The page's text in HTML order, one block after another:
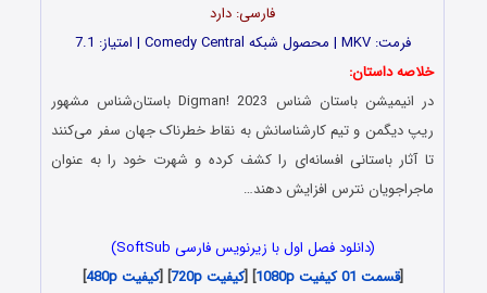
فارسی: دارد
فرمت: MKV | محصول شبکه Comedy Central | امتیاز: 7.1
خلاصه داستان:
در انیمیشن باستان شناس Digman! 2023 باستان‌شناس مشهور
ریپ دیگمن و تیم کارشناسانش به نقاط خطرناک جهان سفر می‌کنند
تا آثار باستانی افسانه‌ای را کشف کرده و شهرت خود را به عنوان
ماجراجویان نترس افزایش دهند…
(دانلود فصل اول با زیرنویس فارسی SoftSub)
[قسمت 01 کیفیت 1080p ] [کیفیت 720p ] [کیفیت 480p
]